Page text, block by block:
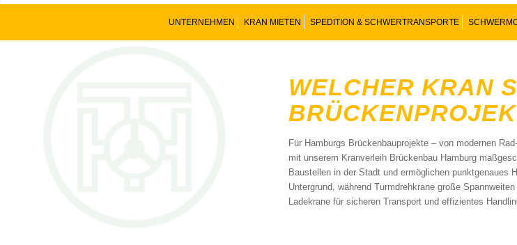
UNTERNEHMEN KRAN MIETEN SPEDITION & SCHWERTRANSPORTE
WELCHER KRAN
Für Hamburgs Brückenbauprojekte – von modernen
mit unserem Kranverleih Brückenbau Hamburg
Baustellen in der Stadt und ermöglichen punktgenaues
Untergrund, während Turmdrehkrane große
Ladekrane für sicheren Transport und effizientes